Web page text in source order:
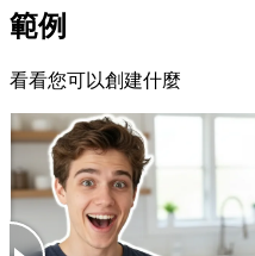
範例
看看您可以創建什麼